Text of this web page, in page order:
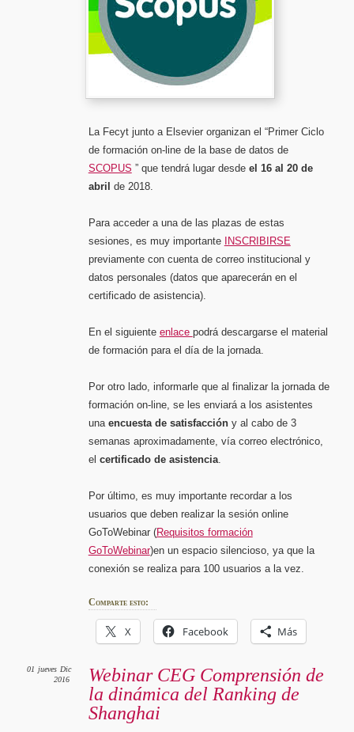
La Fecyt junto a Elsevier organizan el “Primer Ciclo
de formación on-line de la base de datos de
SCOPUS ” que tendrá lugar desde el 16 al 20 de
abril de 2018.
Para acceder a una de las plazas de estas
sesiones, es muy importante INSCRIBIRSE
previamente con cuenta de correo institucional y
datos personales (datos que aparecerán en el
certificado de asistencia).
En el siguiente enlace podrá descargarse el material
de formación para el día de la jornada.
Por otro lado, informarle que al finalizar la jornada de
formación on-line, se les enviará a los asistentes
unaencuesta de satisfaccióny al cabo de 3
semanas aproximadamente, vía correo electrónico,
el certificado de asistencia.
Por último, es muy importante recordar a los
usuarios que deben realizar la sesión online
GoToWebinar (Requisitos formación
GoToWebinar)en un espacio silencioso, ya que la
conexión se realiza para 100 usuarios a la vez.
Comparte esto:
X Facebook Más
Webinar CEG Comprensión de
la dinámica del Ranking de
Shanghai
01 jueves Dic
2016